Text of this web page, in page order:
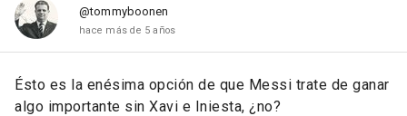
@tommyboonen
hace más de 5 años
Ésto es la enésima opción de que Messi trate de ganar
algo importante sin Xavi e Iniesta, ¿no?